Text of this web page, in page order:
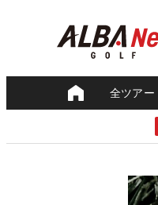
全ツアー